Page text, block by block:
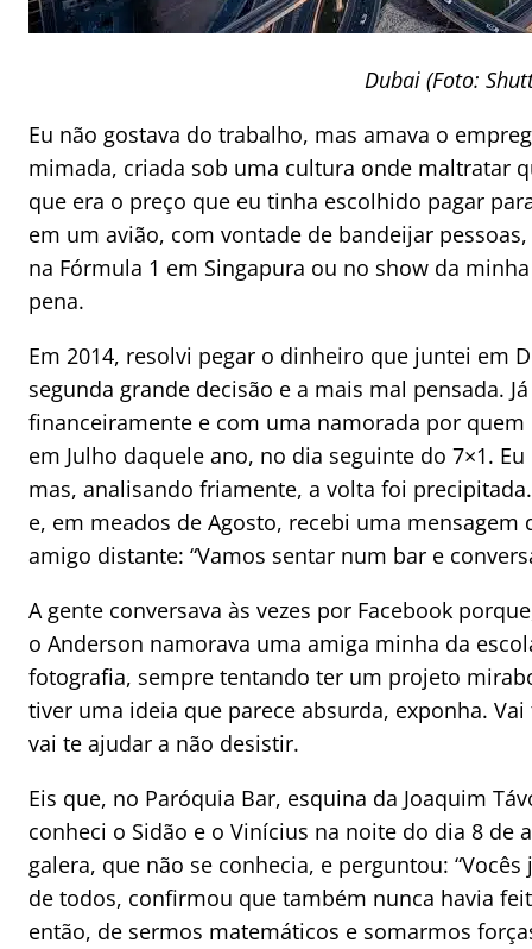
Dubai (Foto:
Eu não gostava do trabalho, mas amava o
mimada, criada sob uma cultura onde maltratar
que era o preço que eu tinha escolhido pagar
em um avião, com vontade de bandeijar
na Fórmula 1 em Singapura ou no show da
pena.
Em 2014, resolvi pegar o dinheiro que juntei em
segunda grande decisão e a mais mal pensada.
financeiramente e com uma namorada por
em Julho daquele ano, no dia seguinte do 7×1.
mas, analisando friamente, a volta foi
e, em meados de Agosto, recebi uma
amigo distante: “Vamos sentar num bar e
A gente conversava às vezes por Facebook
o Anderson namorava uma amiga minha da
fotografia, sempre tentando ter um projeto
tiver uma ideia que parece absurda, exponha.
vai te ajudar a não desistir.
Eis que, no Paróquia Bar, esquina da Joaquim
conheci o Sidão e o Vinícius na noite do dia 8 de
galera, que não se conhecia, e perguntou:
de todos, confirmou que também nunca havia
então, de sermos matemáticos e somarmos